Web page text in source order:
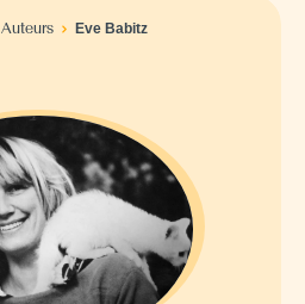
Auteurs Eve Babitz